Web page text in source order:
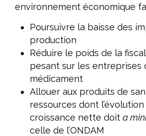
environnement économique
Poursuivre la baisse des
production
Réduire le poids de la
pesant sur les entreprises
médicament
Allouer aux produits de
ressources dont
croissance nette doit a
celle de l’ONDAM